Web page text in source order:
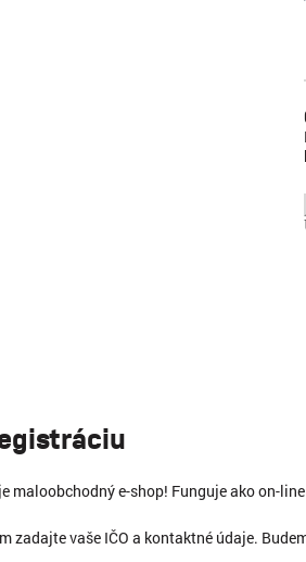
maloobchodný e-shop! Funguje ako on-
zadajte vaše IČO a kontaktné údaje.